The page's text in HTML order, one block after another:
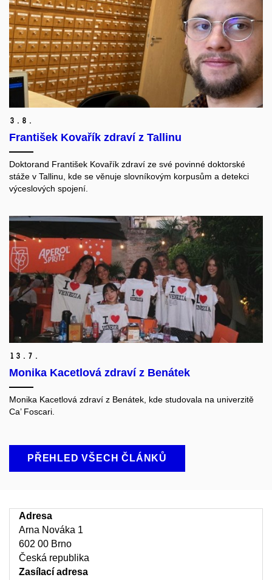
3. 8.
František Kovařík zdraví z Tallinu
Doktorand František Kovařík zdraví ze své povinné doktorské
stáže v Tallinu, kde se věnuje slovníkovým korpusům a detekci
výceslových spojení.
13. 7.
Monika Kacetlová zdraví z Benátek
Monika Kacetlová zdraví z Benátek, kde studovala na univerzitě
Ca’ Foscari.
PŘEHLED VŠECH ČLÁNKŮ
Adresa
Arna Nováka 1
602 00 Brno
Česká republika
Zasílací adresa